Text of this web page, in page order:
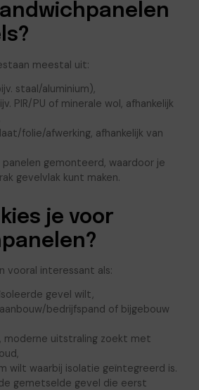
meestal uit:
staal/aluminium),
PIR/PU of minerale wol, afhankelijk
folie/afwerking, afhankelijk van
gemonteerd, waardoor je
gevelvlak kunt maken.
je voor
vooral interessant als:
gevel wilt,
bedrijfspand of bijgebouw
moderne uitstraling zoekt met
wilt waarbij isolatie geïntegreerd is.
gemetselde gevel die eerst